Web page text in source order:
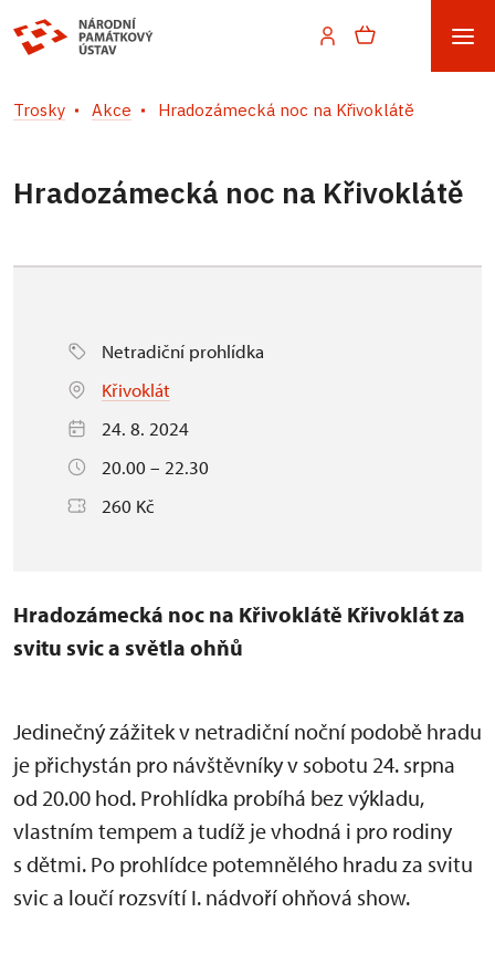
Trosky Akce Hradozámecká noc na Křivoklátě
Hradozámecká noc na Křivoklátě
Netradiční prohlídka
Křivoklát
24. 8. 2024
20.00 – 22.30
260 Kč
Hradozámecká noc na Křivoklátě Křivoklát za
svitu svic a světla ohňů
Jedinečný zážitek v netradiční noční podobě hradu
je přichystán pro návštěvníky v sobotu 24. srpna
od 20.00 hod. Prohlídka probíhá bez výkladu,
vlastním tempem a tudíž je vhodná i pro rodiny
s dětmi. Po prohlídce potemnělého hradu za svitu
svic a loučí rozsvítí I. nádvoří ohňová show.